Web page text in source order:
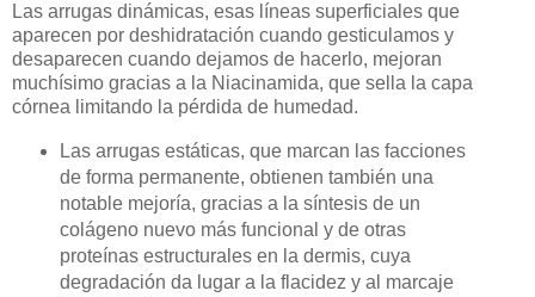
Las arrugas dinámicas, esas líneas superficiales que
aparecen por deshidratación cuando gesticulamos y
desaparecen cuando dejamos de hacerlo, mejoran
muchísimo gracias a la Niacinamida, que sella la capa
córnea limitando la pérdida de humedad.
Las arrugas estáticas, que marcan las facciones
de forma permanente, obtienen también una
notable mejoría, gracias a la síntesis de un
colágeno nuevo más funcional y de otras
proteínas estructurales en la dermis, cuya
degradación da lugar a la flacidez y al marcaje